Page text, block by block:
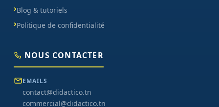
Blog & tutoriels
Politique de confidentialité
NOUS CONTACTER
EMAILS
contact@didactico.tn
commercial@didactico.tn